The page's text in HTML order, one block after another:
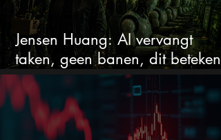
Jensen Huang: AI vervangt
taken, geen banen, dit betekent
het voor AI-aandelen